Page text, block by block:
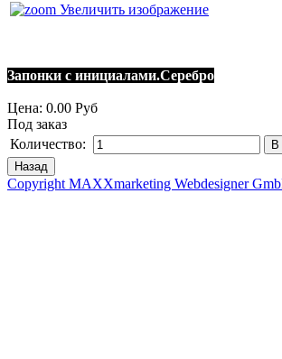
Увеличить изображение
Запонки с инициалами.Серебро
Цена: 0.00 Руб
Под заказ
Количество:
Copyright MAXXmarketing Webdesigner